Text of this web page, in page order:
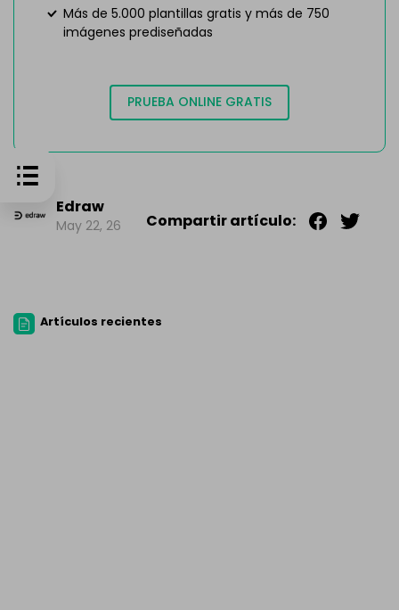
Más de 5.000 plantillas gratis y más de 750
imágenes prediseñadas
PRUEBA ONLINE GRATIS
Edraw
May 22, 26 Compartir artículo:
Artículos recientes